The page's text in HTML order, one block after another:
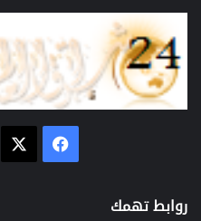
فيسبوك
روابط تهمك